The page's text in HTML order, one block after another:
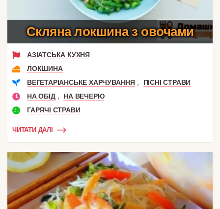
Скляна локшина з овочами
АЗІАТСЬКА КУХНЯ
ЛОКШИНА
ВЕГЕТАРІАНСЬКЕ ХАРЧУВАННЯ ,
ПІСНІ СТРАВИ
НА ОБІД ,
НА ВЕЧЕРЮ
ГАРЯЧІ СТРАВИ
ЧИТАТИ ДАЛІ